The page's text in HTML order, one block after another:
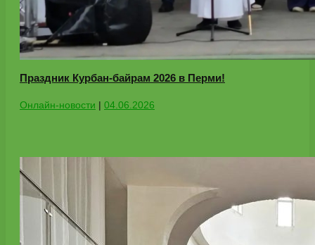
Праздник Курбан‑байрам 2026 в Перми!
Онлайн-новости | 04.06.2026